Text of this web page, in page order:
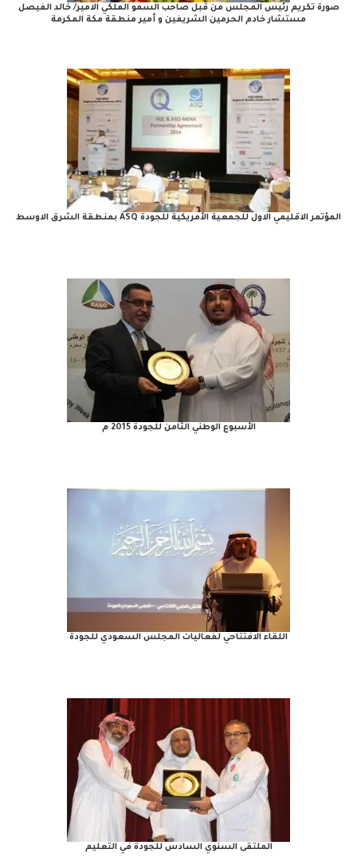
صورة تكريم رئيس المجلس من قبل صاحب السمو الملكي الامير/ خالد الفيصل
مستشار خادم الحرمين الشريفين و أمير منطقة مكة المكرمة
المؤتمر الاقليمي الاول للجمعية الأمريكية للجودة ASQ بمنطقة الشرق الاوسط
الأسبوع الوطني الثامن للجودة 2015 م
اللقاء الافتتاحي لفعاليات المجلس السعودي للجودة
الملتقى السنوي السادس للجودة في التعليم